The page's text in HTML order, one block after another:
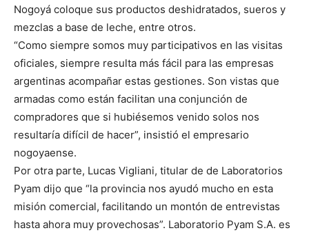
Nogoyá coloque sus productos deshidratados, sueros y
mezclas a base de leche, entre otros.
“Como siempre somos muy participativos en las visitas
oficiales, siempre resulta más fácil para las empresas
argentinas acompañar estas gestiones. Son vistas que
armadas como están facilitan una conjunción de
compradores que si hubiésemos venido solos nos
resultaría difícil de hacer”, insistió el empresario
nogoyaense.
Por otra parte, Lucas Vigliani, titular de de Laboratorios
Pyam dijo que “la provincia nos ayudó mucho en esta
misión comercial, facilitando un montón de entrevistas
hasta ahora muy provechosas”. Laboratorio Pyam S.A. es